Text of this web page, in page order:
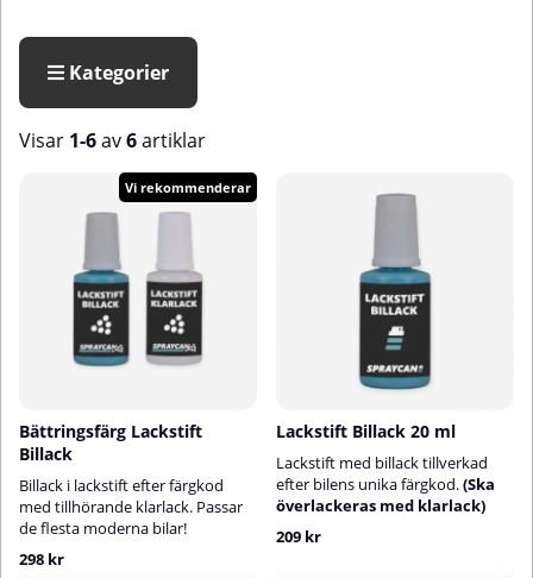
Kategorier
Visar 1-6av6artiklar
Vi rekommenderar
Bättringsfärg Lackstift
Billack
Billack i lackstift efter färgkod
med tillhörande klarlack. Passar
de flesta moderna bilar!
298 kr
Lackstift Billack 20 ml
Lackstift med billack tillverkad
efter bilens unika färgkod.(Ska
överlackeras med klarlack)
209 kr